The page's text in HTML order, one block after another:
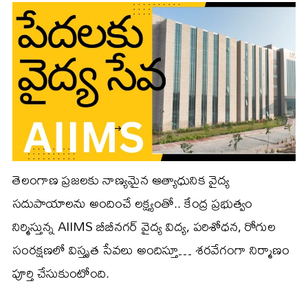
తెలంగాణ ప్రజలకు నాణ్యమైన ఆత్యాధునిక వైద్య
సదుపాయాలను అందించే లక్ష్యంతో.. కేంద్ర ప్రభుత్వం
నిర్మిస్తున్న AIIMS బీబీనగర్ వైద్య విద్య, పరిశోధన, రోగుల
సంరక్షణలో విస్తృత సేవలు అందిస్తూ… శరవేగంగా నిర్మాణం
పూర్తి చేసుకుంటోంది.